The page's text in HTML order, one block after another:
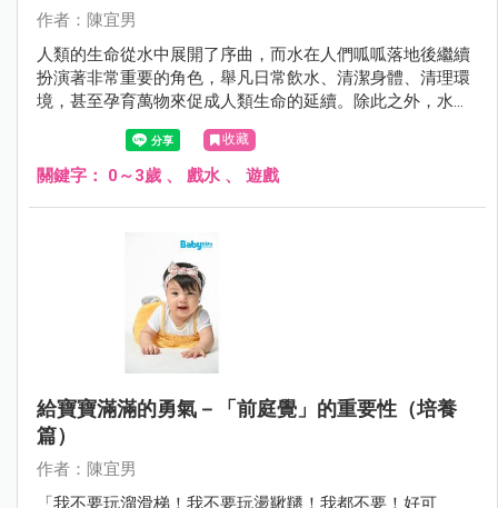
作者：陳宜男
人類的生命從水中展開了序曲，而水在人們呱呱落地後繼續
扮演著非常重要的角色，舉凡日常飲水、清潔身體、清理環
境，甚至孕育萬物來促成人類生命的延續。除此之外，水中
也是人們最喜愛的遊戲、運動環境之一，寶寶也不例外。
收藏
關鍵字： 0～3歲 、 戲水 、 遊戲
給寶寶滿滿的勇氣－「前庭覺」的重要性（培養
篇）
作者：陳宜男
「我不要玩溜滑梯！我不要玩盪鞦韆！我都不要！好可